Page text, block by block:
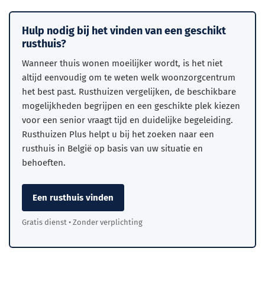
Hulp nodig bij het vinden van een geschikt
rusthuis?
Wanneer thuis wonen moeilijker wordt, is het niet
altijd eenvoudig om te weten welk woonzorgcentrum
het best past. Rusthuizen vergelijken, de beschikbare
mogelijkheden begrijpen en een geschikte plek kiezen
voor een senior vraagt tijd en duidelijke begeleiding.
Rusthuizen Plus helpt u bij het zoeken naar een
rusthuis in België op basis van uw situatie en
behoeften.
Een rusthuis vinden
Gratis dienst • Zonder verplichting